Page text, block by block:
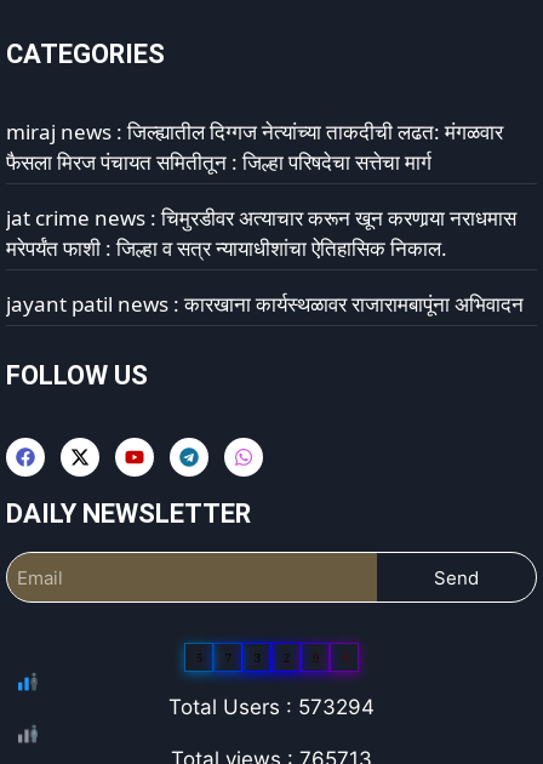
CATEGORIES
miraj news : जिल्ह्यातील दिग्गज नेत्यांच्या ताकदीची लढत: मंगळवार
फैसला मिरज पंचायत समितीतून : जिल्हा परिषदेचा सत्तेचा मार्ग
jat crime news : चिमुरडीवर अत्याचार करून खून करणार्‍या नराधमास
मरेपर्यंत फाशी : जिल्हा व सत्र न्यायाधीशांचा ऐतिहासिक निकाल.
jayant patil news : कारखाना कार्यस्थळावर राजारामबापूंना अभिवादन
FOLLOW US
DAILY NEWSLETTER
Send
5 7 3 2 9 4
Total Users : 573294